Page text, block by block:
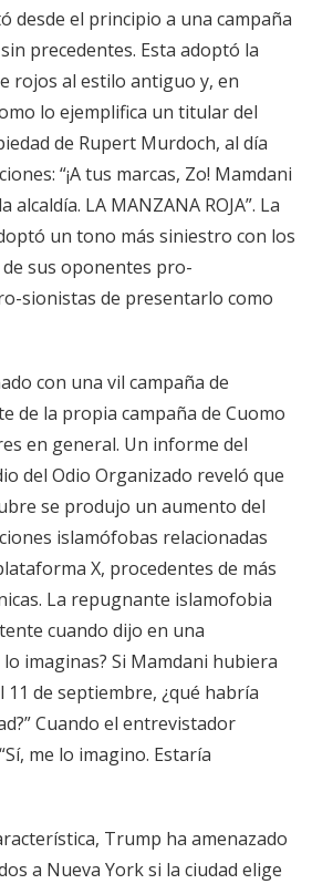
desde el principio a una campaña
precedentes. Esta adoptó la
rojos al estilo antiguo y, en
lo ejemplifica un titular del
de Rupert Murdoch, al día
“¡A tus marcas, Zo! Mamdani
LA MANZANA ROJA”. La
un tono más siniestro con los
sus oponentes pro-
sionistas de presentarlo como
con una vil campaña de
de la propia campaña de Cuomo
en general. Un informe del
del Odio Organizado reveló que
se produjo un aumento del
islamófobas relacionadas
X, procedentes de más
La repugnante islamofobia
cuando dijo en una
imaginas? Si Mamdani hubiera
11 de septiembre, ¿qué habría
Cuando el entrevistador
me lo imagino. Estaría
Trump ha amenazado
a Nueva York si la ciudad elige